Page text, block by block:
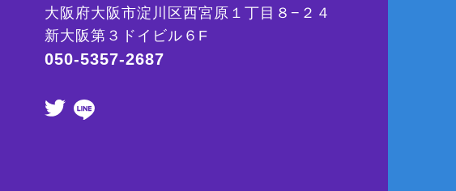
大阪府大阪市淀川区西宮原１丁目８−２４
新大阪第３ドイビル６F
050-5357-2687